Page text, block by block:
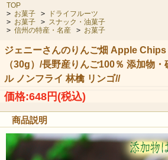
TOP
> お菓子 >
ドライフルーツ
> お菓子 > スナック・油菓子
> 信州の特産・名産 > お菓子
ジェニーさんのりんご畑 Apple Chips
（30g）/長野産りんご100％ 添加物
ル ノンフライ 林檎 リンゴ//
価格:648円(税込)
商品説明